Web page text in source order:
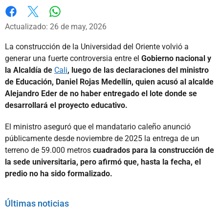
Facebook
X
Actualizado: 26 de may, 2026
La construcción de la Universidad del Oriente volvió a
generar una fuerte controversia entre el Gobierno nacional y
la Alcaldía de Cali, luego de las declaraciones del ministro
de Educación, Daniel Rojas Medellín, quien acusó al alcalde
Alejandro Eder de no haber entregado el lote donde se
desarrollará el proyecto educativo.
El ministro aseguró que el mandatario caleño anunció
públicamente desde noviembre de 2025 la entrega de un
terreno de 59.000 metros cuadrados para la construcción de
la sede universitaria, pero afirmó que, hasta la fecha, el
predio no ha sido formalizado.
Últimas noticias